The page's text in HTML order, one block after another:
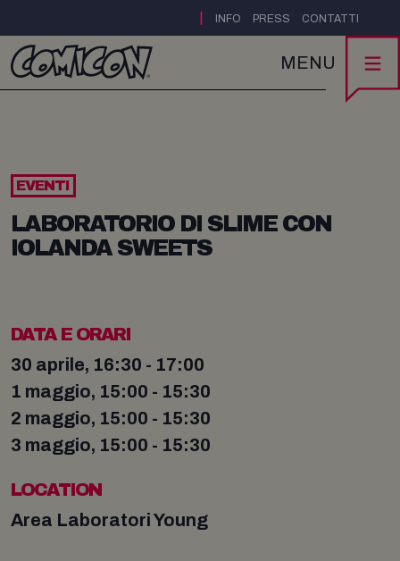
INFO PRESS CONTATTI
MENU
EVENTI
LABORATORIO DI SLIME CON
IOLANDA SWEETS
DATA E ORARI
30 aprile, 16:30 - 17:00
1 maggio, 15:00 - 15:30
2 maggio, 15:00 - 15:30
3 maggio, 15:00 - 15:30
LOCATION
Area Laboratori Young